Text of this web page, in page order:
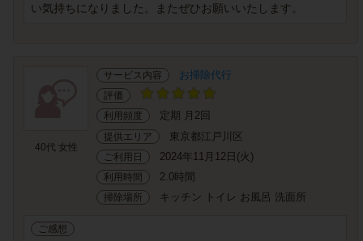
い気持ちになりました。またぜひお願いいたします。
40代 女性
サービス内容 お掃除代行
評価
利用頻度
定期 月2回
提供エリア 東京都江戸川区
ご利用日 2024年11月12日(火)
利用時間 2.0時間
掃除場所 キッチン トイレ お風呂 洗面所
ご感想